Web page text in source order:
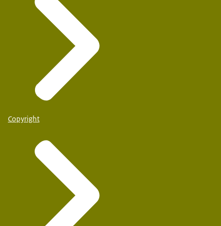
Copyright